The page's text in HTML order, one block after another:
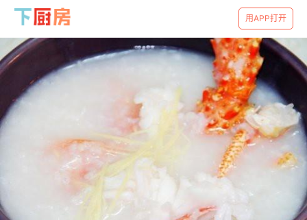
用APP打开